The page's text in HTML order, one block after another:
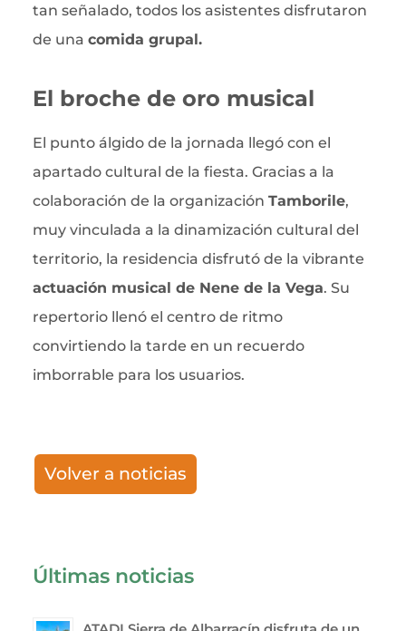
tan señalado, todos los asistentes disfrutaron
de una comida grupal.
El broche de oro musical
El punto álgido de la jornada llegó con el
apartado cultural de la fiesta. Gracias a la
colaboración de la organización Tamborile,
muy vinculada a la dinamización cultural del
territorio, la residencia disfrutó de la vibrante
actuación musical de Nene de la Vega. Su
repertorio llenó el centro de ritmo
convirtiendo la tarde en un recuerdo
imborrable para los usuarios.
Volver a noticias
Últimas noticias